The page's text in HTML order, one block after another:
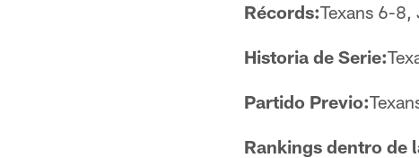
Récords:Texans 6-
Historia de Serie:
Partido Previo:
Rankings dentro de